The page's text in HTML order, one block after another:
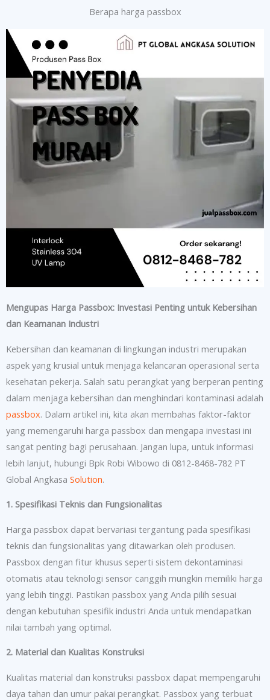
Berapa harga passbox
Mengupas Harga Passbox: Investasi Penting untuk Kebersihan
dan Keamanan Industri
Kebersihan dan keamanan di lingkungan industri merupakan
aspek yang krusial untuk menjaga kelancaran operasional serta
kesehatan pekerja. Salah satu perangkat yang berperan penting
dalam menjaga kebersihan dan menghindari kontaminasi adalah
passbox. Dalam artikel ini, kita akan membahas faktor-faktor
yang memengaruhi harga passbox dan mengapa investasi ini
sangat penting bagi perusahaan. Jangan lupa, untuk informasi
lebih lanjut, hubungi Bpk Robi Wibowo di 0812-8468-782 PT
Global Angkasa Solution.
1. Spesifikasi Teknis dan Fungsionalitas
Harga passbox dapat bervariasi tergantung pada spesifikasi
teknis dan fungsionalitas yang ditawarkan oleh produsen.
Passbox dengan fitur khusus seperti sistem dekontaminasi
otomatis atau teknologi sensor canggih mungkin memiliki harga
yang lebih tinggi. Pastikan passbox yang Anda pilih sesuai
dengan kebutuhan spesifik industri Anda untuk mendapatkan
nilai tambah yang optimal.
2. Material dan Kualitas Konstruksi
Kualitas material dan konstruksi passbox dapat mempengaruhi
daya tahan dan umur pakai perangkat. Passbox yang terbuat